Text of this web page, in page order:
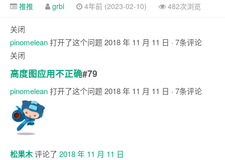
推推 grbl 4年前 (2023-02-10) 482次浏览
关闭
pinomelean打开了这个问题2018 年 11 月 11 日 · 7条评论
关闭
高度图应用不正确#79
pinomelean打开了这个问题2018 年 11 月 11 日 · 7条评论
评
论
松果木评论了 2018 年 11 月 11 日